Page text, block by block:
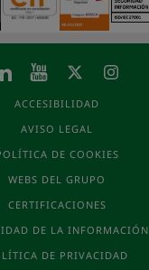
ACCESIBILIDAD
AVISO LEGAL
DE COOKIES
WEBS DEL GRUPO
CERTIFICACIONES
DE LA INFORMACIÓN
DE PRIVACIDAD